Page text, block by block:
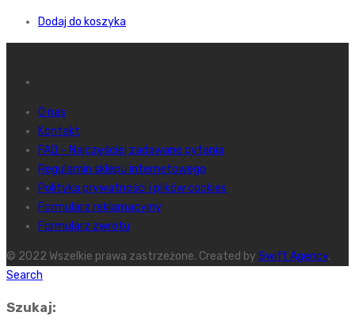
Dodaj do koszyka
O nas
Kontakt
FAQ – Najczęściej zadawane pytania
Regulamin sklepu internetowego
Polityka prywatności i plików cookies
Formularz reklamacyjny
Formularz zwrotu
© 2022 Wszelkie prawa zastrzeżone. Created by Swift Agency.
Search
Szukaj: